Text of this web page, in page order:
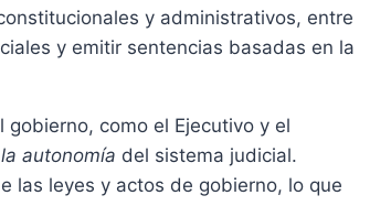
y administrativos, entre
y emitir sentencias basadas en la
como el Ejecutivo y el
autonomía del sistema judicial.
las leyes y actos de gobierno, lo que